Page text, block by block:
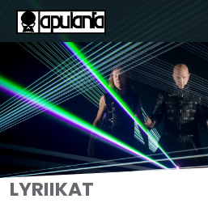
LYRIIKAT